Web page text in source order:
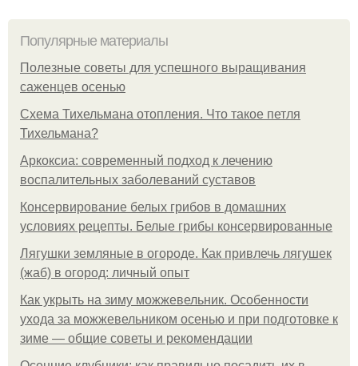
Популярные материалы
Полезные советы для успешного выращивания
саженцев осенью
Схема Тихельмана отопления. Что такое петля
Тихельмана?
Аркоксиа: современный подход к лечению
воспалительных заболеваний суставов
Консервирование белых грибов в домашних
условиях рецепты. Белые грибы консервированные
Лягушки земляные в огороде. Как привлечь лягушек
(жаб) в огород: личный опыт
Как укрыть на зиму можжевельник. Особенности
ухода за можжевельником осенью и при подготовке к
зиме — общие советы и рекомендации